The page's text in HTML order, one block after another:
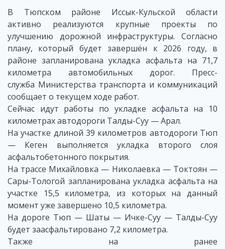
В Тюпском районе Иссык-Кульской области
активно реализуются крупные проекты по
улучшению дорожной инфраструктуры. Согласно
плану, который будет завершён к 2026 году, в
районе запланирована укладка асфальта на 71,7
километра автомобильных дорог. Пресс-
служба Министерства транспорта и коммуникаций
сообщает о текущем ходе работ.
Сейчас идут работы по укладке асфальта на 10
километрах автодороги Талды-Суу — Арал.
На участке длиной 39 километров автодороги Тюп
— Кеген выполняется укладка второго слоя
асфальтобетонного покрытия.
На трассе Михайловка — Николаевка — Токтоян —
Сары-Тологой запланирована укладка асфальта на
участке 15,5 километра, из которых на данный
момент уже завершено 10,5 километра.
На дороге Тюп — Шаты — Ичке-Суу — Талды-Суу
будет заасфальтировано 7,2 километра.
Также на ранее